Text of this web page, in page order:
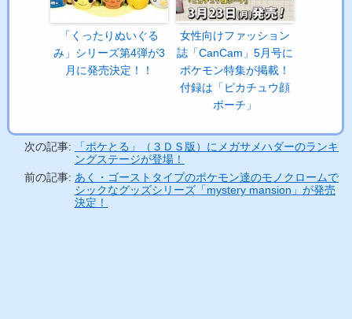
「くったりぬいぐる
み」シリーズ第4弾が3
月に発売決定！！
女性向けファッション
誌「CanCam」5月号に
ポケモン特集が掲載！
付録は「ピカチュウ顔
ポーチ」
次の記事:
「ポケとる」（３ＤＳ版）にメガサメハダーのランキ
ングステージが登場！
前の記事: あく・ゴーストタイプのポケモン達のモノクロームで
シックなグッズシリーズ「mystery mansion」が発売
決定！